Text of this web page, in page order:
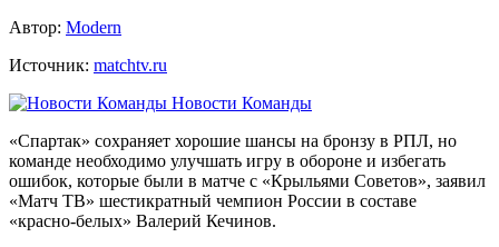
Автор: Modern
Источник: matchtv.ru
Новости Команды
«Спартак» сохраняет хорошие шансы на бронзу в РПЛ, но
команде необходимо улучшать игру в обороне и избегать
ошибок, которые были в матче с «Крыльями Советов», заявил
«Матч ТВ» шестикратный чемпион России в составе
«красно‑белых» Валерий Кечинов.